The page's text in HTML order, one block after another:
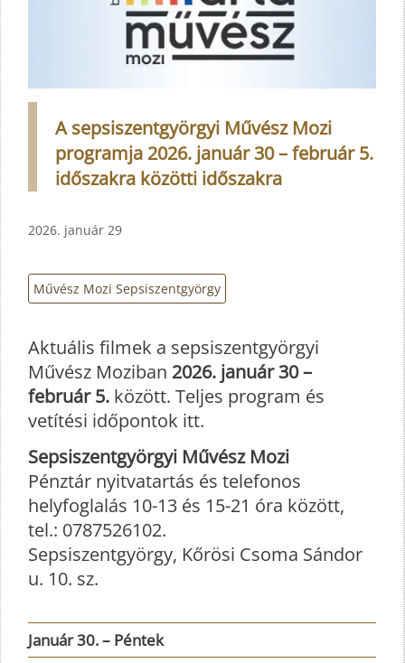
A sepsiszentgyörgyi Művész Mozi
programja 2026. január 30 – február 5.
időszakra közötti időszakra
2026. január 29
Művész Mozi Sepsiszentgyörgy
Aktuális filmek a sepsiszentgyörgyi
Művész Moziban 2026. január 30 –
február 5. között. Teljes program és
vetítési időpontok itt.
Sepsiszentgyörgyi Művész Mozi
Pénztár nyitvatartás és telefonos
helyfoglalás 10-13 és 15-21 óra között,
tel.: 0787526102.
Sepsiszentgyörgy, Kőrösi Csoma Sándor
u. 10. sz.
Január 30. – Péntek